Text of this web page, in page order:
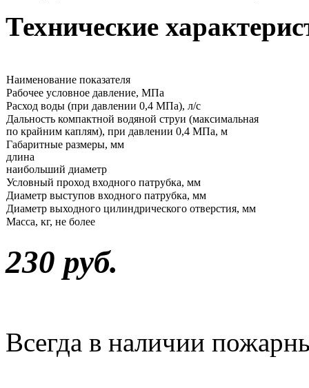
Технические
Наименование показателя
Рабочее условное давление, МПа
Расход воды (при давлении 0,4 МПа), л/c
Дальность компактной водяной струи (максимальная
по крайним каплям), при давлении 0,4 МПа, м
Габаритные размеры, мм
длина
наибольший диаметр
Условный проход входного патрубка, мм
Диаметр выступов входного патрубка, мм
Диаметр выходного цилиндрического отверстия, мм
Масса, кг, не более
230 руб.
Всегда в наличии